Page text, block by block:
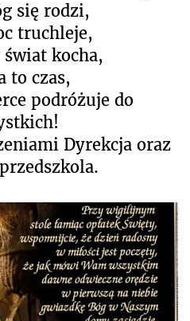
się rodzi,
truchleje,
świat kocha,
to czas,
podróżuje do
Dyrekcja oraz